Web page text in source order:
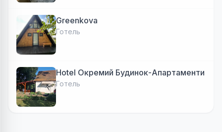
Greenkova
Готель
Hotel Окремий Будинок-Апартаменти
Готель